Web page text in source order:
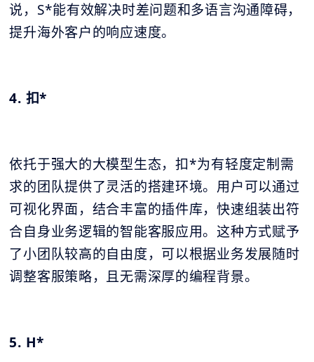
说，S*能有效解决时差问题和多语言沟通障碍，
提升海外客户的响应速度。
4. 扣*
依托于强大的大模型生态，扣*为有轻度定制需
求的团队提供了灵活的搭建环境。用户可以通过
可视化界面，结合丰富的插件库，快速组装出符
合自身业务逻辑的智能客服应用。这种方式赋予
了小团队较高的自由度，可以根据业务发展随时
调整客服策略，且无需深厚的编程背景。
5. H*